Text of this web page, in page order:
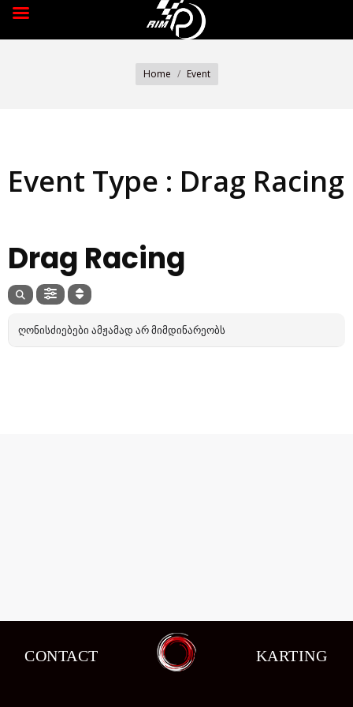
Home Event
Event Type : Drag Racing
Drag Racing
ᲦᲝᲜᲘᲡᲫᲘᲔᲑᲔᲑᲘ ᲐᲛᲟᲐᲛᲐᲓ ᲐᲠ ᲛᲘᲛᲓᲘᲜᲐᲠᲔᲝᲑᲡ
CONTACT KARTING